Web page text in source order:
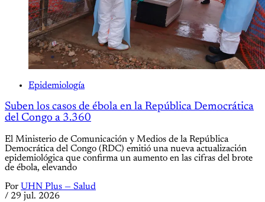
Epidemiología
Suben los casos de ébola en la República Democrática
del Congo a 3.360
El Ministerio de Comunicación y Medios de la República
Democrática del Congo (RDC) emitió una nueva actualización
epidemiológica que confirma un aumento en las cifras del brote
de ébola, elevando
Por UHN Plus — Salud
/ 29 jul. 2026